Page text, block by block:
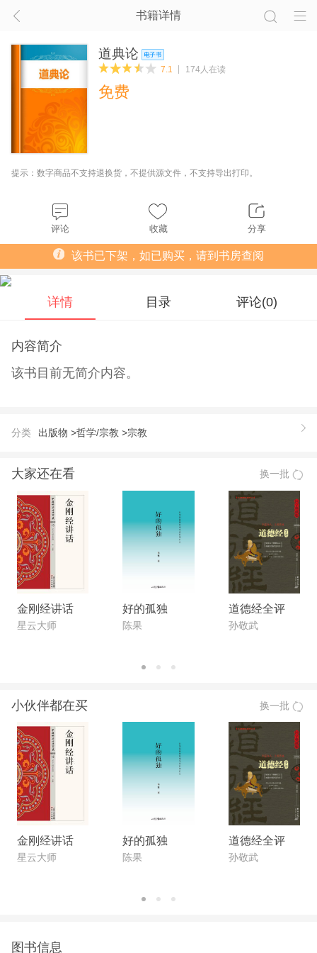
书籍详情
道典论
7.1 174人在读
免费
提示：数字商品不支持退换货，不提供源文件，不支持导出打印。
评论 收藏 分享
该书已下架，如已购买，请到书房查阅
详情 目录 评论(0)
内容简介
该书目前无简介内容。
分类 出版物 >哲学/宗教 >宗教
大家还在看 换一批
金刚经讲话
星云大师
好的孤独
陈果
道德经全评
孙敬武
小伙伴都在买 换一批
金刚经讲话
星云大师
好的孤独
陈果
道德经全评
孙敬武
图书信息